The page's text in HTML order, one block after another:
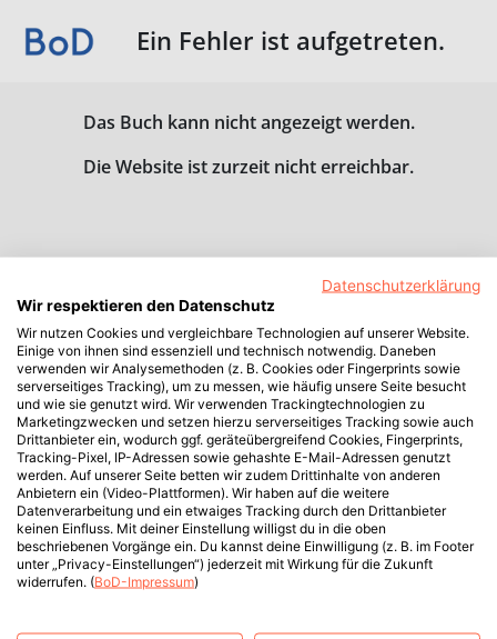
Ein Fehler ist aufgetreten.
Das Buch kann nicht angezeigt werden.
Die Website ist zurzeit nicht erreichbar.
Datenschutzerklärung
Wir respektieren den Datenschutz
Wir nutzen Cookies und vergleichbare Technologien auf unserer Website.
Einige von ihnen sind essenziell und technisch notwendig. Daneben
verwenden wir Analysemethoden (z. B. Cookies oder Fingerprints sowie
serverseitiges Tracking), um zu messen, wie häufig unsere Seite besucht
und wie sie genutzt wird. Wir verwenden Trackingtechnologien zu
Marketingzwecken und setzen hierzu serverseitiges Tracking sowie auch
Drittanbieter ein, wodurch ggf. geräteübergreifend Cookies, Fingerprints,
Tracking-Pixel, IP-Adressen sowie gehashte E-Mail-Adressen genutzt
werden. Auf unserer Seite betten wir zudem Drittinhalte von anderen
Anbietern ein (Video-Plattformen). Wir haben auf die weitere
Datenverarbeitung und ein etwaiges Tracking durch den Drittanbieter
keinen Einfluss. Mit deiner Einstellung willigst du in die oben
beschriebenen Vorgänge ein. Du kannst deine Einwilligung (z. B. im Footer
unter „Privacy-Einstellungen“) jederzeit mit Wirkung für die Zukunft
widerrufen. (BoD-Impressum)